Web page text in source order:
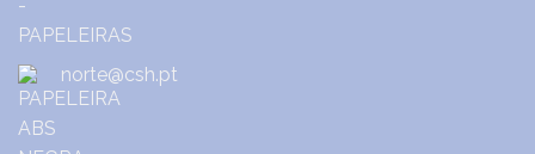
norte@csh.pt